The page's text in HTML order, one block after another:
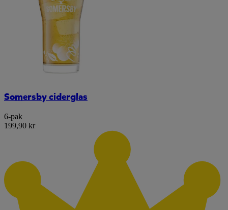
Somersby ciderglas
6-pak
199,90 kr